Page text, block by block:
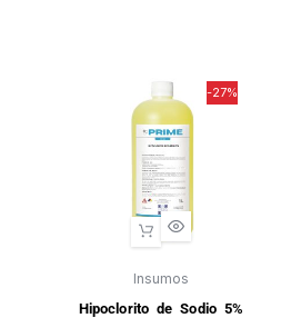
-27%
Insumos
Hipoclorito de Sodio 5%